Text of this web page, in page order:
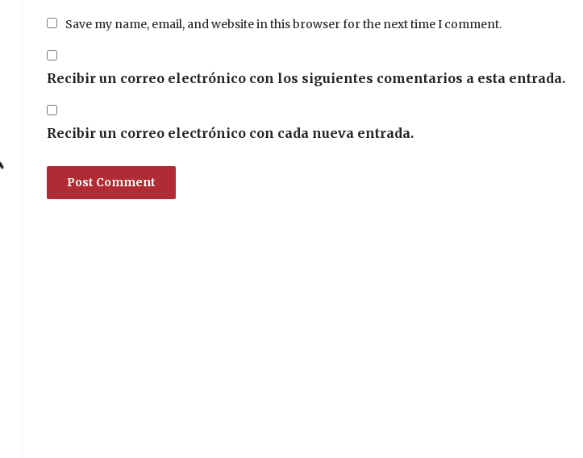
Save my name, email, and website in this browser for the next time I comment.
Recibir un correo electrónico con los siguientes comentarios a esta entrada.
Recibir un correo electrónico con cada nueva entrada.